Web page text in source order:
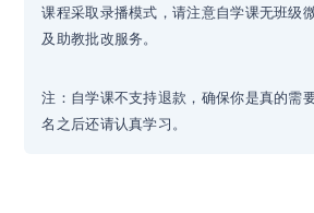
课程采取录播模式，请注意自学课无班级
及助教批改服务。
注：自学课不支持退款，确保你是真的需
名之后还请认真学习。